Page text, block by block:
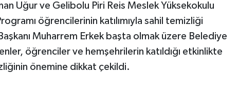
Uğur ve Gelibolu Piri Reis Meslek Yüksekokulu
öğrencilerinin katılımıyla sahil temizliği
Muharrem Erkek başta olmak üzere Belediye
öğrenciler ve hemşehrilerin katıldığı etkinlikte
önemine dikkat çekildi.